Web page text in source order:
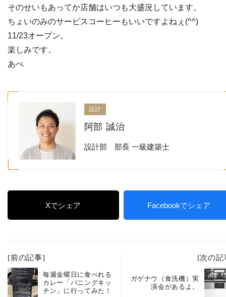
そのせいもあってか店舗はいつも大盛況しています。
ちょいのみのサービスコーヒーもいいですよねぇ(^^)
11/23オープン。
楽しみです。
あべ
設計
阿部 誠治
設計部 部長 一級建築士
Xでシェア Facebookでシェア
[前の記事]
毎週金曜日に食べれる
カレー「バニングキッ
チン」に行ってみた！
[次の記
ガゲナウ（食洗機）実
演会があるよ。